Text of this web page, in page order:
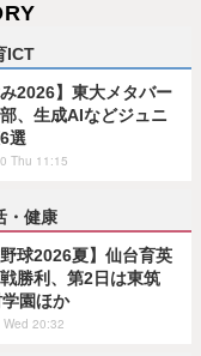
ICT
み2026】東大メタバー
、生成AIなどジュニ
選
Thu 11:15
・健康
野球2026夏】仙台育英
勝利、第2日は東筑
園ほか
20:32